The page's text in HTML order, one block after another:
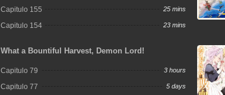
Capitulo 155 25 mins
Capitulo 154 23 mins
What a Bountiful Harvest, Demon Lord!
Capitulo 79 3 hours
Capitulo 77 5 days